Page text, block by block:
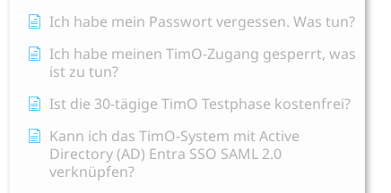
Ich habe mein Passwort vergessen. Was tun?
Ich habe meinen TimO-Zugang gesperrt, was
ist zu tun?
Ist die 30-tägige TimO Testphase kostenfrei?
Kann ich das TimO-System mit Active
Directory (AD) Entra SSO SAML 2.0
verknüpfen?